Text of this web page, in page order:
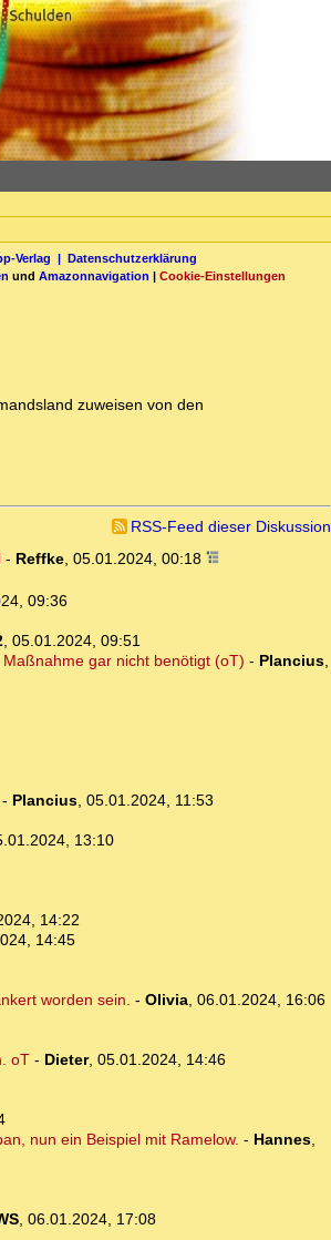
Verlag | Datenschutzerklärung
und Amazonnavigation | Cookie-Einstellungen
zuweisen von den
RSS-Feed dieser Diskussion
- Reffke, 05.01.2024, 00:18
09:36
, 05.01.2024, 09:51
gar nicht benötigt (oT) - Plancius,
- Plancius, 05.01.2024, 11:53
13:10
14:22
14:45
worden sein. - Olivia, 06.01.2024, 16:06
oT- Dieter, 05.01.2024, 14:46
nun ein Beispiel mit Ramelow. - Hannes,
, 06.01.2024, 17:08